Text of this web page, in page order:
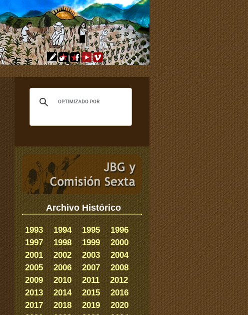
Archivo Histórico
1993 1994 1995
1996
1997
1998 1999
2000
2001
2002 2003
2004
2005
2006 2007
2008
2009
2010 2011
2012
2013
2014 2015
2016
2017
2018 2019
2020